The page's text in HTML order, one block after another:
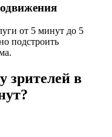
от 5 минут до 5
подстроить
зрителей в